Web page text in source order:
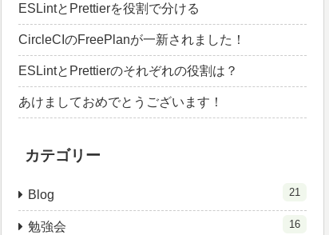
ESLintとPrettierを役割で分ける
CircleCIのFreePlanが一新されました！
ESLintとPrettierのそれぞれの役割は？
あけましておめでとうございます！
カテゴリー
Blog 21
勉強会 16